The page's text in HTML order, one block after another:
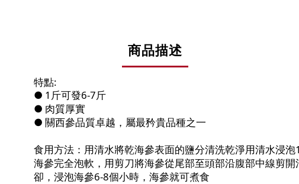
商品描述
特點:
● 1斤可發6-7斤
● 肉質厚實
● 關西參品質卓越，屬最矜貴品種之一
食用方法：用清水將乾海參表面的鹽分清洗乾淨用清水浸
海參完全泡軟，用剪刀將海參從尾部至頭部沿腹部中線剪
卻，浸泡海參6-8個小時，海參就可煮食